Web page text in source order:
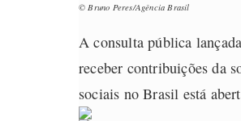
© Bruno Peres/Agência Brasil
A consulta pública
receber contribuições da
sociais no Brasil está